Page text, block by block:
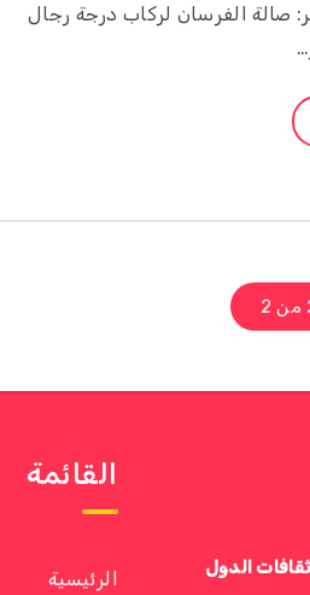
صالة الفرسان لركاب درجة رجال
الدول
القائمة
الرئيسية